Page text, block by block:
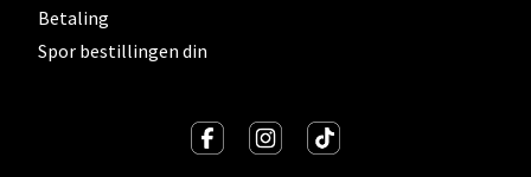
Betaling
Spor bestillingen din
0 i butikk